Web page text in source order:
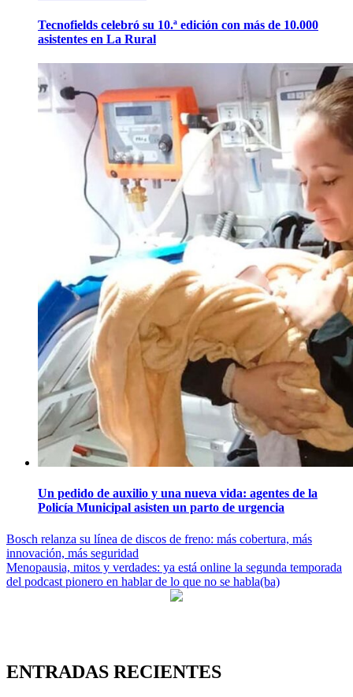
Tecnofields celebró su 10.ª edición con más de 10.000
asistentes en La Rural
Un pedido de auxilio y una nueva vida: agentes de la
Policía Municipal asisten un parto de urgencia
Navegación
de
entradas
Bosch relanza su línea de discos de freno: más cobertura, más
innovación, más seguridad
Menopausia, mitos y verdades: ya está online la segunda temporada
del podcast pionero en hablar de lo que no se habla(ba)
ENTRADAS RECIENTES